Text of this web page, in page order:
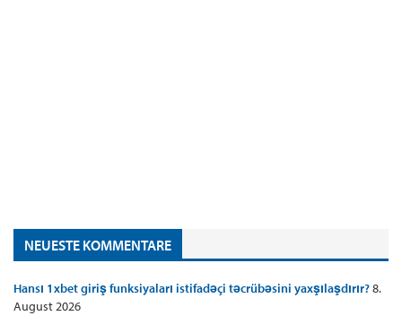
NEUESTE KOMMENTARE
Hansı 1xbet giriş funksiyaları istifadəçi təcrübəsini yaxşılaşdırır?8.
August 2026